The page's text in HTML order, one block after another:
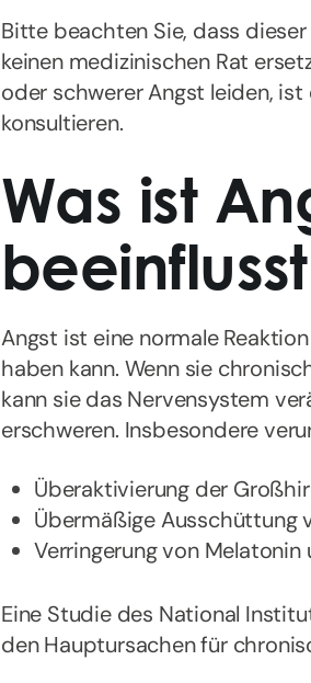
Bitte beachten Sie, dass
keinen medizinischen Rat
oder schwerer Angst leiden,
konsultieren.
Was ist
Angst ist eine normale
haben kann. Wenn sie
kann sie das Nervensystem
erschweren. Insbesondere
Überaktivierung der
Übermäßige Ausschüttung
Verringerung von Melatonin
Eine Studie des National
den Hauptursachen für